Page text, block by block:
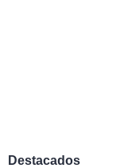
Destacados